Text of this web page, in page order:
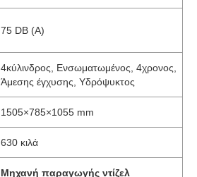
75 DB (Α)
4κύλινδρος, Ενσωματωμένος, 4χρονος,
Άμεσης έγχυσης, Υδρόψυκτος
1505×785×1055 mm
630 κιλά
Μηχανή παραγωγής ντίζελ